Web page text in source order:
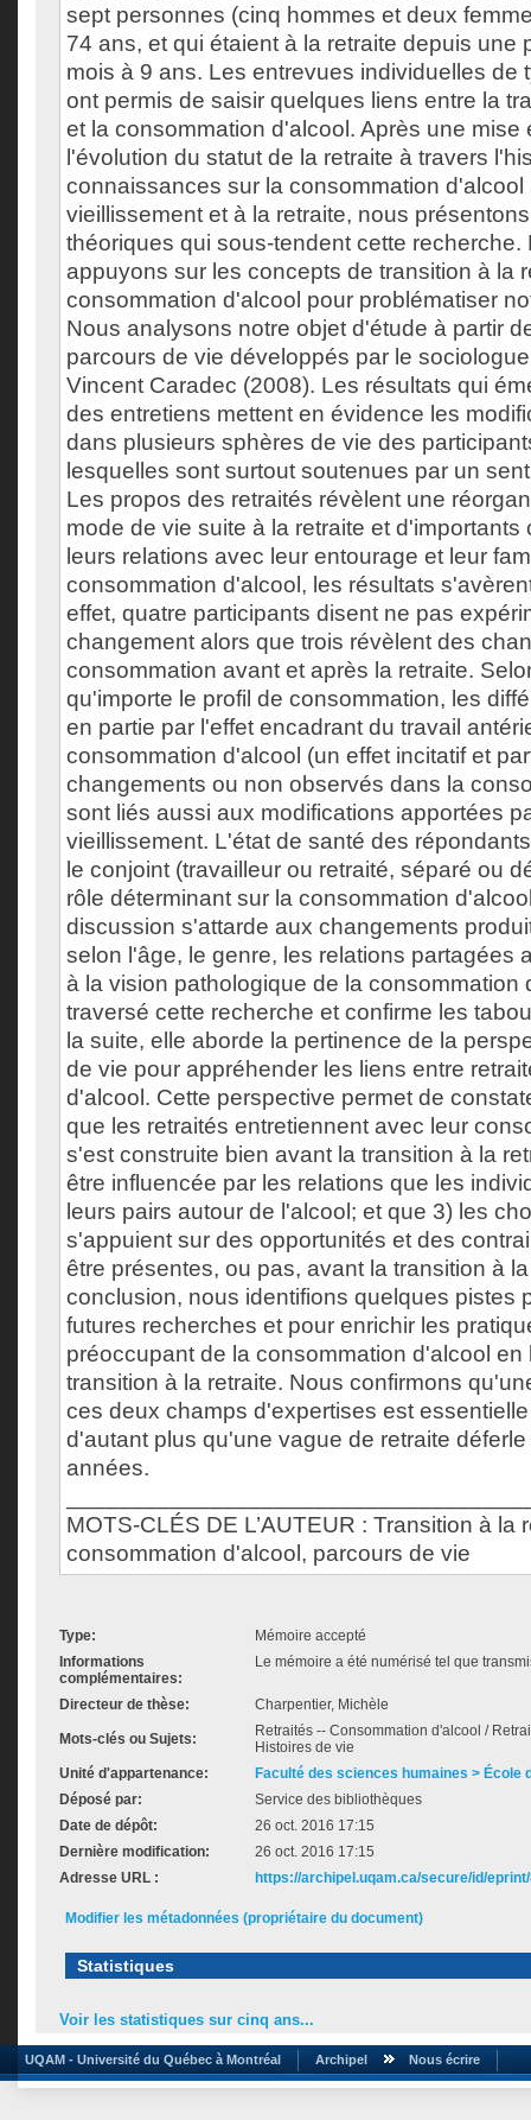
sept personnes (cinq hommes et deux
74 ans, et qui étaient à la retraite depuis une
mois à 9 ans. Les entrevues individuelles de
ont permis de saisir quelques liens entre la
et la consommation d'alcool. Après une mise
l'évolution du statut de la retraite à travers
connaissances sur la consommation d'alcool
vieillissement et à la retraite, nous
théoriques qui sous-tendent cette recherche.
appuyons sur les concepts de transition à la
consommation d'alcool pour problématiser
Nous analysons notre objet d'étude à partir
parcours de vie développés par le
Vincent Caradec (2008). Les résultats qui
des entretiens mettent en évidence les
dans plusieurs sphères de vie des
lesquelles sont surtout soutenues par un
Les propos des retraités révèlent une
mode de vie suite à la retraite et
leurs relations avec leur entourage et leur
consommation d'alcool, les résultats
effet, quatre participants disent ne pas
changement alors que trois révèlent des
consommation avant et après la retraite.
qu'importe le profil de consommation, les
en partie par l'effet encadrant du travail
consommation d'alcool (un effet incitatif et
changements ou non observés dans la
sont liés aussi aux modifications apportées
vieillissement. L'état de santé des
le conjoint (travailleur ou retraité, séparé ou
rôle déterminant sur la consommation
discussion s'attarde aux changements
selon l'âge, le genre, les relations partagées
à la vision pathologique de la consommation
traversé cette recherche et confirme les
la suite, elle aborde la pertinence de la
de vie pour appréhender les liens entre
d'alcool. Cette perspective permet de
que les retraités entretiennent avec leur
s'est construite bien avant la transition à la
être influencée par les relations que les
leurs pairs autour de l'alcool; et que 3) les
s'appuient sur des opportunités et des
être présentes, ou pas, avant la transition à
conclusion, nous identifions quelques pistes
futures recherches et pour enrichir les
préoccupant de la consommation d'alcool en
transition à la retraite. Nous confirmons
ces deux champs d'expertises est
d'autant plus qu'une vague de retraite
années.
MOTS-CLÉS DE L’AUTEUR : Transition à la
consommation d'alcool, parcours de vie
Type:
Mémoire accepté
Informations
complémentaires:
Le mémoire a été numérisé tel que
Directeur de thèse: Charpentier, Michèle
Mots-clés ou Sujets:
Retraités -- Consommation d'alcool /
Histoires de vie
Unité d'appartenance:
Faculté des sciences humaines > École
Déposé par:
Service des bibliothèques
Date de dépôt:
26 oct. 2016 17:15
Dernière modification:
26 oct. 2016 17:15
Adresse URL :
https://archipel.uqam.ca/secure/id/
Modifier les métadonnées (propriétaire du document)
Statistiques
Voir les statistiques sur cinq ans...
UQAM - Université du Québec à Montréal Archipel Nous écrire